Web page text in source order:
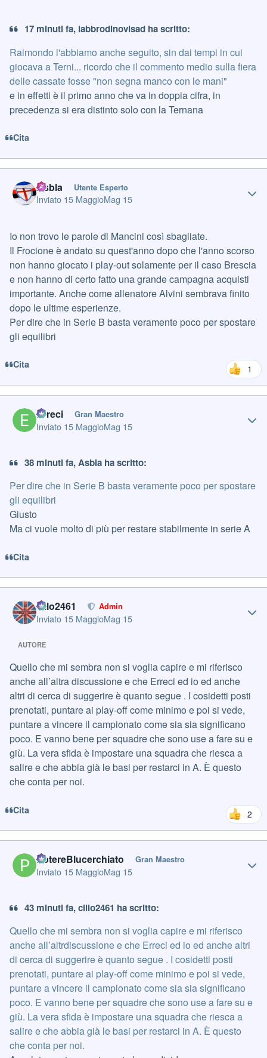
17 minuti fa, labbrodinovisad ha scritto:
Raimondo l'abbiamo anche seguito, sin dai tempi in cui
giocava a Terni... ricordo che il commento medio sulla fiera
delle cassate fosse "non segna manco con le mani"
e in effetti è il primo anno che va in doppia cifra, in
precedenza si era distinto solo con la Ternana
Cita
Asbla Utente Esperto
Inviato 15 MaggioMag 15
Io non trovo le parole di Mancini così sbagliate.
Il Frocione è andato su quest'anno dopo che l'anno scorso
non hanno giocato i play-out solamente per il caso Brescia
e non hanno di certo fatto una grande campagna acquisti
importante. Anche come allenatore Alvini sembrava finito
dopo le ultime esperienze.
Per dire che in Serie B basta veramente poco per spostare
gli equilibri
Cita 1
Erreci Gran Maestro
Inviato 15 MaggioMag 15
38 minuti fa, Asbla ha scritto:
Per dire che in Serie B basta veramente poco per spostare
gli equilibri
Giusto
Ma ci vuole molto di più per restare stabilmente in serie A
Cita
cillo2461 Admin
Inviato 15 MaggioMag 15
AUTORE
Quello che mi sembra non si voglia capire e mi riferisco
anche all’altra discussione e che Erreci ed io ed anche
altri di cerca di suggerire è quanto segue . I cosidetti posti
prenotati, puntare ai play-off come minimo e poi si vede,
puntare a vincere il campionato come sia sia significano
poco. E vanno bene per squadre che sono use a fare su e
giù. La vera sfida è impostare una squadra che riesca a
salire e che abbia già le basi per restarci in A. È questo
che conta per noi.
Cita 2
PotereBlucerchiato Gran Maestro
Inviato 15 MaggioMag 15
43 minuti fa, cillo2461 ha scritto:
Quello che mi sembra non si voglia capire e mi riferisco
anche all’altrdiscussione e che Erreci ed io ed anche altri
di cerca di suggerire è quanto segue . I cosidetti posti
prenotati, puntare ai play-off come minimo e poi si vede,
puntare a vincere il campionato come sia sia significano
poco. E vanno bene per squadre che sono use a fare su e
giù. La vera sfida è impostare una squadra che riesca a
salire e che abbia già le basi per restarci in A. È questo
che conta per noi.